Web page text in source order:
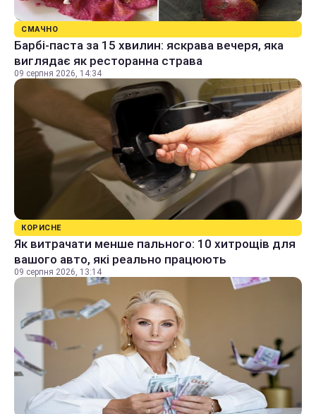
СМАЧНО
Барбі-паста за 15 хвилин: яскрава вечеря, яка
виглядає як ресторанна страва
09 серпня 2026, 14:34
КОРИСНЕ
Як витрачати менше пального: 10 хитрощів для
вашого авто, які реально працюють
09 серпня 2026, 13:14